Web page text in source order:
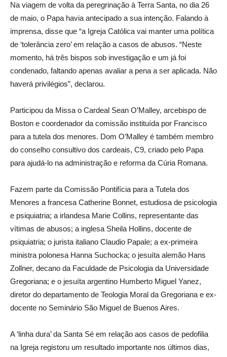
Na viagem de volta da peregrinação à Terra Santa, no dia 26
de maio, o Papa havia antecipado a sua intenção. Falando à
imprensa, disse que “a Igreja Católica vai manter uma política
de ‘tolerância zero’ em relação a casos de abusos. “Neste
momento, há três bispos sob investigação e um já foi
condenado, faltando apenas avaliar a pena a ser aplicada. Não
haverá privilégios”, declarou.
Participou da Missa o Cardeal Sean O’Malley, arcebispo de
Boston e coordenador da comissão instituída por Francisco
para a tutela dos menores. Dom O’Malley é também membro
do conselho consultivo dos cardeais, C9, criado pelo Papa
para ajudá-lo na administração e reforma da Cúria Romana.
Fazem parte da Comissão Pontifícia para a Tutela dos
Menores a francesa Catherine Bonnet, estudiosa de psicologia
e psiquiatria; a irlandesa Marie Collins, representante das
vítimas de abusos; a inglesa Sheila Hollins, docente de
psiquiatria; o jurista italiano Claudio Papale; a ex-primeira
ministra polonesa Hanna Suchocka; o jesuíta alemão Hans
Zollner, decano da Faculdade de Psicologia da Universidade
Gregoriana; e o jesuíta argentino Humberto Miguel Yanez,
diretor do departamento de Teologia Moral da Gregoriana e ex-
docente no Seminário São Miguel de Buenos Aires.
A ‘linha dura’ da Santa Sé em relação aos casos de pedofilia
na Igreja registoru um resultado importante nos últimos dias,